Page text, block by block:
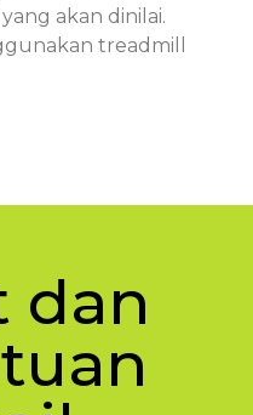
akan dinilai.
treadmill
dan